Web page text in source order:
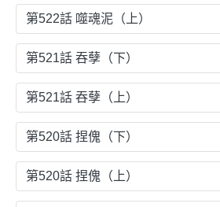
第522話 噬魂泥（上）
第521話 吞孽（下）
第521話 吞孽（上）
第520話 捏傀（下）
第520話 捏傀（上）